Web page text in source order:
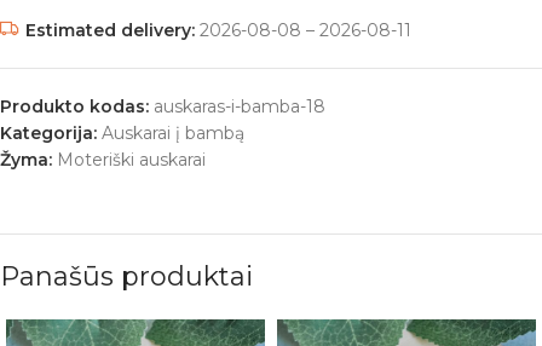
Estimated delivery: 2026-08-08 – 2026-08-11
Produkto kodas: auskaras-i-bamba-18
Kategorija: Auskarai į bambą
Žyma: Moteriški auskarai
Panašūs produktai